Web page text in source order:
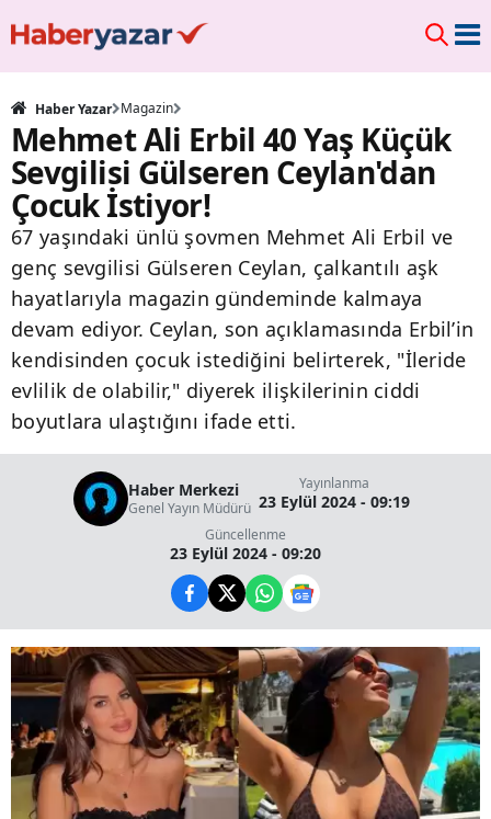
Haber Yazar Magazin
Mehmet Ali Erbil 40 Yaş Küçük
Sevgilisi Gülseren Ceylan'dan
Çocuk İstiyor!
67 yaşındaki ünlü şovmen Mehmet Ali Erbil ve
genç sevgilisi Gülseren Ceylan, çalkantılı aşk
hayatlarıyla magazin gündeminde kalmaya
devam ediyor. Ceylan, son açıklamasında Erbil’in
kendisinden çocuk istediğini belirterek, "İleride
evlilik de olabilir," diyerek ilişkilerinin ciddi
boyutlara ulaştığını ifade etti.
Haber Merkezi
Genel Yayın Müdürü
Yayınlanma
23 Eylül 2024 - 09:19
Güncellenme
23 Eylül 2024 - 09:20